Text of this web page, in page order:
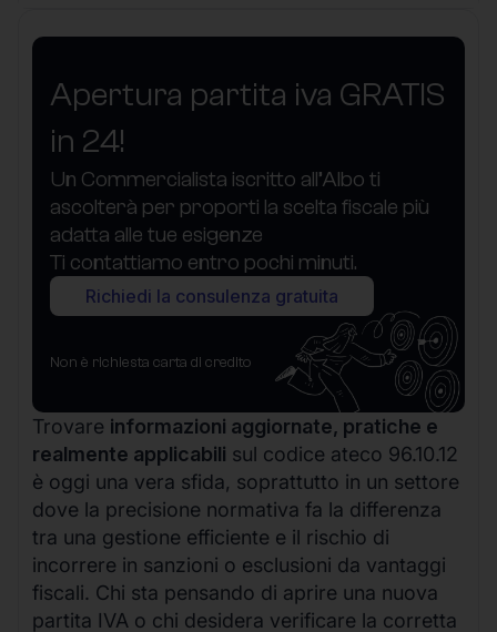
Apertura partita iva GRATIS
in 24!
Un Commercialista iscritto all’Albo ti
ascolterà per proporti la scelta fiscale più
adatta alle tue esigenze
Ti contattiamo entro pochi minuti.
Richiedi la consulenza gratuita
Non è richiesta carta di credito
Trovare informazioni aggiornate, pratiche e
realmente applicabili sul codice ateco 96.10.12
è oggi una vera sfida, soprattutto in un settore
dove la precisione normativa fa la differenza
tra una gestione efficiente e il rischio di
incorrere in sanzioni o esclusioni da vantaggi
fiscali. Chi sta pensando di aprire una nuova
partita IVA o chi desidera verificare la corretta